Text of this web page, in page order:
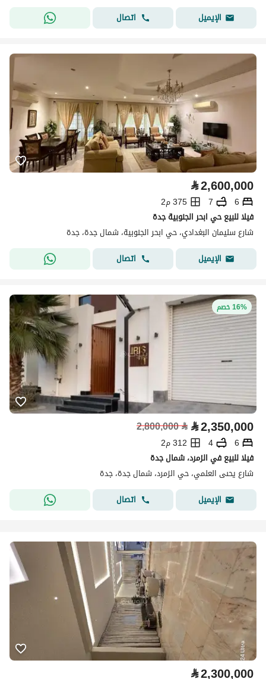
الإيميل
اتصال
⃁2,600,000
6
7
375 م2
فيلا للبيع حي ابحر الجنوبية جدة
شارع سليمان البغدادي، حي ابحر الجنوبية، شمال جدة، جدة
الإيميل
اتصال
16% خصم
⃁2,350,000
⃁
2,800,000
6
4
312 م2
فيلا للبيع في الزمرد، شمال جدة
شارع يحىى العلمي، حي الزمرد، شمال جدة، جدة
الإيميل
اتصال
⃁2,300,000